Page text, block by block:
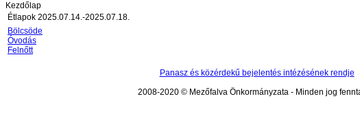
Kezdőlap
Étlapok 2025.07.14.-2025.07.18.
Bölcsöde
Óvodás
Felnőtt
Panasz és közérdekű bejelentés intézésének rendje
2008-2020 © Mezőfalva Önkormányzata - Minden jog